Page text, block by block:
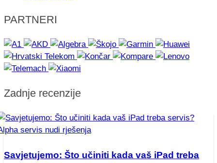
PARTNERI
Zadnje recenzije
Savjetujemo: Što učiniti kada vaš iPad treba